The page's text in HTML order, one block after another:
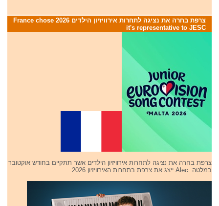
צרפת בחרה את נציגה לתחרות אירוויזיון הילדים 2026 France chose
it's representative to JESC
צרפת בחרה את נציגה לתחרות אירוויזיון הילדים אשר תתקיים בחודש אוקטובר
במלטה. Alec ייצג את צרפת בתחרות האירוויזיון 2026.